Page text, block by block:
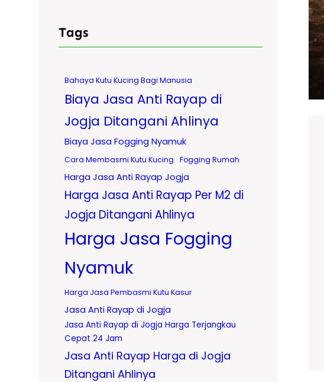
Tags
Bahaya Kutu Kucing Bagi Manusia
Biaya Jasa Anti Rayap di
Jogja Ditangani Ahlinya
Biaya Jasa Fogging Nyamuk
Cara Membasmi Kutu Kucing Fogging Rumah
Harga Jasa Anti Rayap Jogja
Harga Jasa Anti Rayap Per M2 di
Jogja Ditangani Ahlinya
Harga Jasa Fogging
Nyamuk
Harga Jasa Pembasmi Kutu Kasur
Jasa Anti Rayap di Jogja
Jasa Anti Rayap di Jogja Harga Terjangkau
Cepat 24 Jam
Jasa Anti Rayap Harga di Jogja
Ditangani Ahlinya